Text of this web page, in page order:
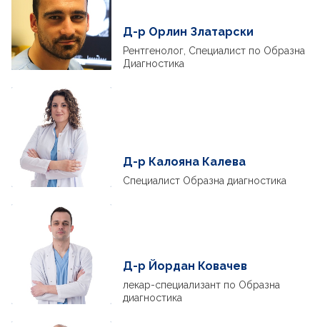
Д-р Орлин Златарски
Рентгенолог, Специалист по Образна
Диагностика
Д-р Калояна Калева
Специалист Образна диагностика
Д-р Йордан Ковачев
лекар-специализант по Образна
диагностика